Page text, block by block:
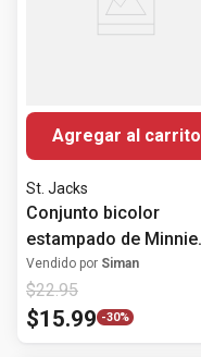
Agregar al carrito
St. Jacks
Conjunto bicolor
estampado de Minnie
Mouse para niña
Vendido por Siman
$22.95
$15.99 -30%